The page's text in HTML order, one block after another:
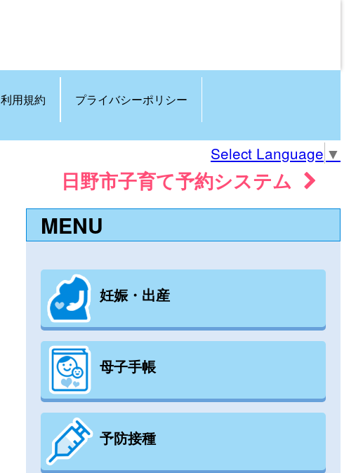
利用規約 プライバシーポリシー
Select Language ▼
日野市子育て予約システム
MENU
妊娠・出産
母子手帳
予防接種